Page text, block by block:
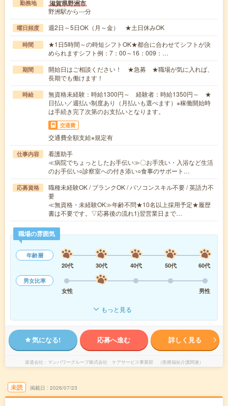
勤務地 滋賀県野洲市
野洲駅から---分
曜日頻度 週2日～5日OK（月～金） ★土日休みOK
時間
★1日5時間～の時短シフトOK★都合に合わせてシフトが決
められますシフト例：7：00～16：009：…
期間
開始日はご相談ください！ ★急募 ★職場が気に入れば、
長期でも働けます！
時給
無資格未経験：時給1300円～ 経験者：時給1350円～ ★
日払い／週払い制度あり（月払いも選べます）※稼働開始時
は手続き完了次第のお支払いとなります。
交通費
交通費全額支給※規定有
仕事内容
看護助手
≪病院でちょっとしたお手伝い≫〇お手洗い・入浴など生活
のお手伝い○診察室への付き添い○食事のサポート…
応募資格
職種未経験OK / ブランクOK / パソコンスキル不要 / 英語力不
要
≪無資格・未経験OK≫年齢不問★10名以上採用予定★履歴
書は不要です。▽応募後の流れ1)翌営業日まで…
職場の雰囲気
年齢層
20代
30代 40代 50代
60代
男女比率
女性
男性
もっと見る
気になる! 応募へ進む 詳しく見る
派遣会社 マンパワーグループ株式会社 ケアサービス事業部 （医療福祉介護関連）
未読 掲載日 2026/07/23